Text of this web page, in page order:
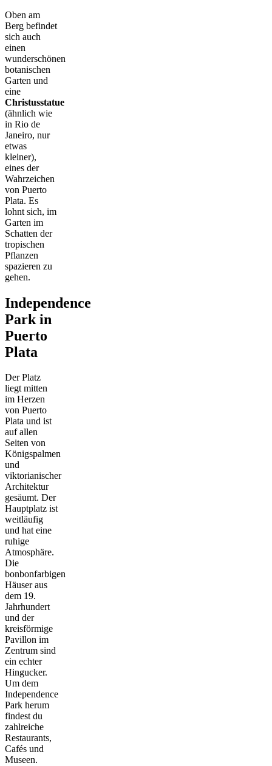
Oben am
Berg befindet
sich auch
einen
wunderschönen
botanischen
Garten und
eine
Christusstatue
(ähnlich wie
in Rio de
Janeiro, nur
etwas
kleiner),
eines der
Wahrzeichen
von Puerto
Plata. Es
lohnt sich, im
Garten im
Schatten der
tropischen
Pflanzen
spazieren zu
gehen.
Independence
Park in
Puerto
Plata
Der Platz
liegt mitten
im Herzen
von Puerto
Plata und ist
auf allen
Seiten von
Königspalmen
und
viktorianischer
Architektur
gesäumt. Der
Hauptplatz ist
weitläufig
und hat eine
ruhige
Atmosphäre.
Die
bonbonfarbigen
Häuser aus
dem 19.
Jahrhundert
und der
kreisförmige
Pavillon im
Zentrum sind
ein echter
Hingucker.
Um dem
Independence
Park herum
findest du
zahlreiche
Restaurants,
Cafés und
Museen.